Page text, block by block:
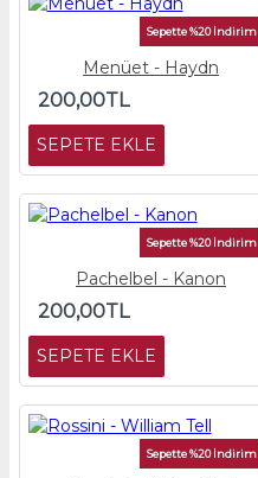
Sepette %20 İndirim
Menüet - Haydn
200,00TL
SEPETE EKLE
Sepette %20 İndirim
Pachelbel - Kanon
200,00TL
SEPETE EKLE
Sepette %20 İndirim